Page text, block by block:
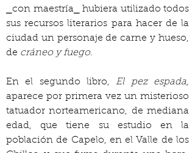
⎯con maestría⎯ hubiera utilizado todos
sus recursos literarios para hacer de la
ciudad un personaje de carne y hueso,
de cráneo y fuego.
En el segundo libro, El pez espada,
aparece por primera vez un misterioso
tatuador norteamericano, de mediana
edad, que tiene su estudio en la
población de Capelo, en el Valle de los